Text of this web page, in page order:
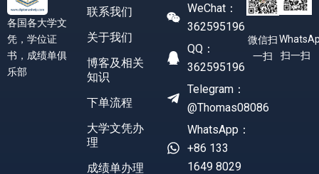
各国各大学文
凭，学位证
书，成绩单俱
乐部
联系我们
关于我们
博客及相关
知识
下单流程
大学文凭办
理
成绩单办理
WeChat：
362595196
QQ：
362595196
Telegram：
@Thomas08086
WhatsApp：
+86 133
1649 8029
微信扫
一扫
扫一扫